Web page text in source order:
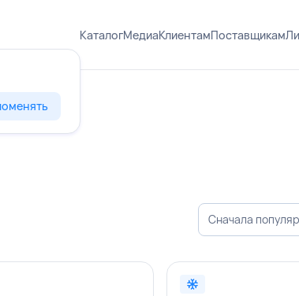
КаталогМедиаКлиентамПоставщикам
Сначала